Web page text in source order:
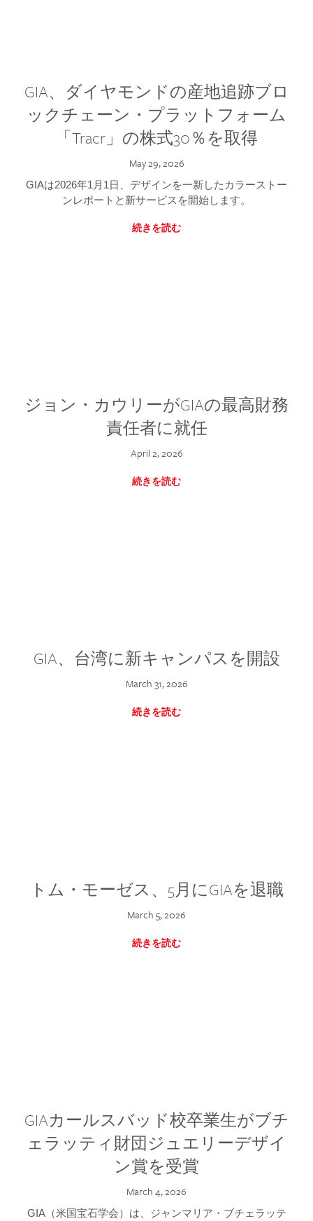
GIA、ダイヤモンドの産地追跡ブロ
ックチェーン・プラットフォーム
「Tracr」の株式30％を取得
May 29, 2026
GIAは2026年1月1日、デザインを一新したカラーストー
ンレポートと新サービスを開始します。
続きを読む
ジョン・カウリーがGIAの最高財務
責任者に就任
April 2, 2026
続きを読む
GIA、台湾に新キャンパスを開設
March 31, 2026
続きを読む
トム・モーゼス、5月にGIAを退職
March 5, 2026
続きを読む
GIAカールスバッド校卒業生がブチ
ェラッティ財団ジュエリーデザイ
ン賞を受賞
March 4, 2026
GIA（米国宝石学会）は、ジャンマリア・ブチェラッテ